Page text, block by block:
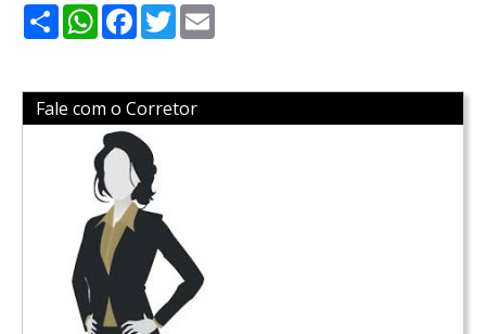
ShareWhatsApp
Facebook
Twitter
Fale com o Corretor